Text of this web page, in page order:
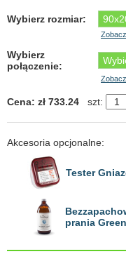
Wybierz rozmiar:
Wybierz
połączenie:
Cena: zł 733.24 szt:
Akcesoria opcjonalne:
Tester
prania